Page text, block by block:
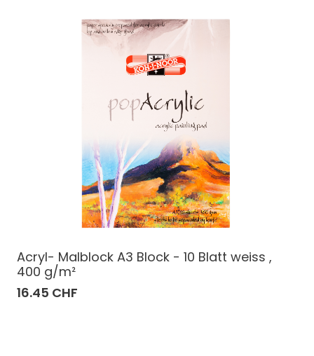
Acryl- Malblock A3 Block - 10 Blatt weiss ,
400 g/m²
16.45 CHF